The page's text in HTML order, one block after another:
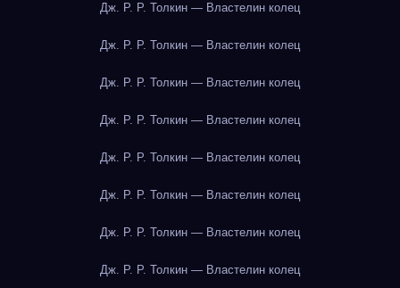
Дж. Р. Р. Толкин — Властелин колец
Дж. Р. Р. Толкин — Властелин колец
Дж. Р. Р. Толкин — Властелин колец
Дж. Р. Р. Толкин — Властелин колец
Дж. Р. Р. Толкин — Властелин колец
Дж. Р. Р. Толкин — Властелин колец
Дж. Р. Р. Толкин — Властелин колец
Дж. Р. Р. Толкин — Властелин колец